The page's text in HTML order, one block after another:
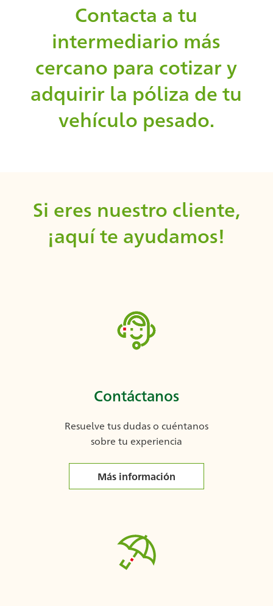
Contacta a tu
intermediario más
cercano para cotizar y
adquirir la póliza de tu
vehículo pesado.
Si eres nuestro cliente,
¡aquí te ayudamos!
Contáctanos
Resuelve tus dudas o cuéntanos
sobre tu experiencia
Más información